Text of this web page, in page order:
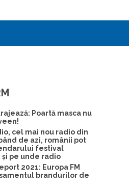
Poartă masca nu
cel mai nou radio din
de azi, românii pot
festival
pe unde radio
2021: Europa FM
brandurilor de